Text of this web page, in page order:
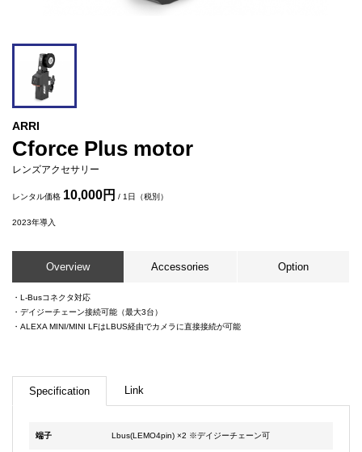
ARRI
Cforce Plus motor
レンズアクセサリー
レンタル価格 10,000円 / 1日（税別）
2023年導入
Overview Accessories Option
・L-Busコネクタ対応
・デイジーチェーン接続可能（最大3台）
・ALEXA MINI/MINI LFはLBUS経由でカメラに直接接続が可能
Specification Link
端子 Lbus(LEMO4pin) ×2 ※デイジーチェーン可